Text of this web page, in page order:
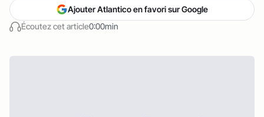
Écoutez cet article0:00min
Ajouter Atlantico en favori sur Google